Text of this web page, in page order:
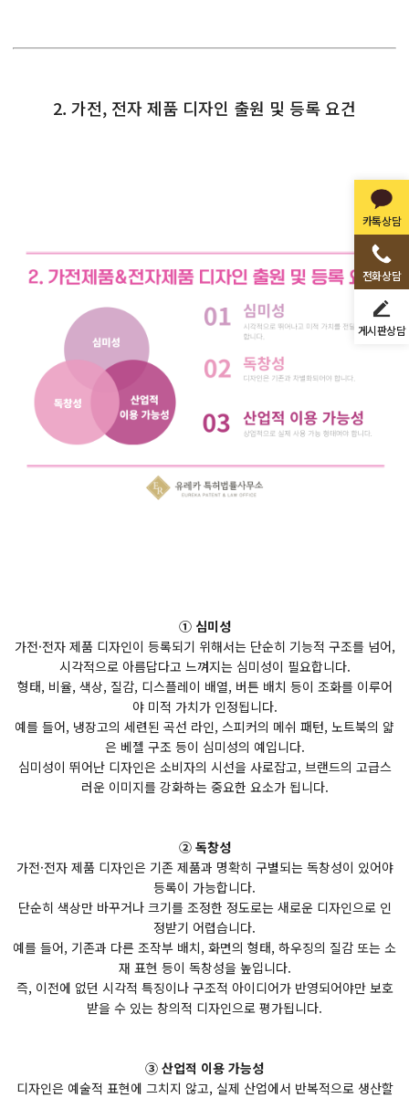
카톡상담
전화상담
게시판상담
2. 가전, 전자 제품 디자인 출원 및 등록 요건
① 심미성
가전·전자 제품 디자인이 등록되기 위해서는 단순히 기능적 구조를 넘어,
시각적으로 아름답다고 느껴지는 심미성이 필요합니다.
형태, 비율, 색상, 질감, 디스플레이 배열, 버튼 배치 등이 조화를 이루어
야 미적 가치가 인정됩니다.
예를 들어, 냉장고의 세련된 곡선 라인, 스피커의 메쉬 패턴, 노트북의 얇
은 베젤 구조 등이 심미성의 예입니다.
심미성이 뛰어난 디자인은 소비자의 시선을 사로잡고, 브랜드의 고급스
러운 이미지를 강화하는 중요한 요소가 됩니다.
② 독창성
가전·전자 제품 디자인은 기존 제품과 명확히 구별되는 독창성이 있어야
등록이 가능합니다.
단순히 색상만 바꾸거나 크기를 조정한 정도로는 새로운 디자인으로 인
정받기 어렵습니다.
예를 들어, 기존과 다른 조작부 배치, 화면의 형태, 하우징의 질감 또는 소
재 표현 등이 독창성을 높입니다.
즉, 이전에 없던 시각적 특징이나 구조적 아이디어가 반영되어야만 보호
받을 수 있는 창의적 디자인으로 평가됩니다.
③ 산업적 이용 가능성
디자인은 예술적 표현에 그치지 않고, 실제 산업에서 반복적으로 생산할